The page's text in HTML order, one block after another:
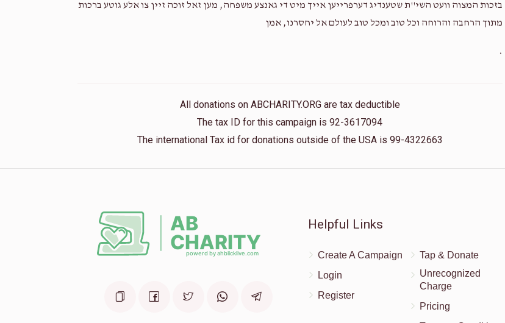
בזכות המצוה וועט השי''ת שטענדיג דערפרייען אייך מיט די גאנצע משפחה, מען זאל זוכה זיין צו אלע גוטע ברכות
מתוך הרחבה והרוחה וכל טוב ומכל טוב לעולם אל יחסרנו, אמן
.
All donations on ABCHARITY.ORG are tax deductible
The tax ID for this campaign is 92-3617094
The international Tax id for donations outside of the USA is 99-4322663
Helpful Links
Create A Campaign
Login
Register
Tap & Donate
Unrecognized
Charge
Pricing